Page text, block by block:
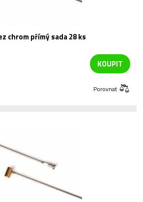
chrom přímý sada 28 ks
KOUPIT
Porovnat